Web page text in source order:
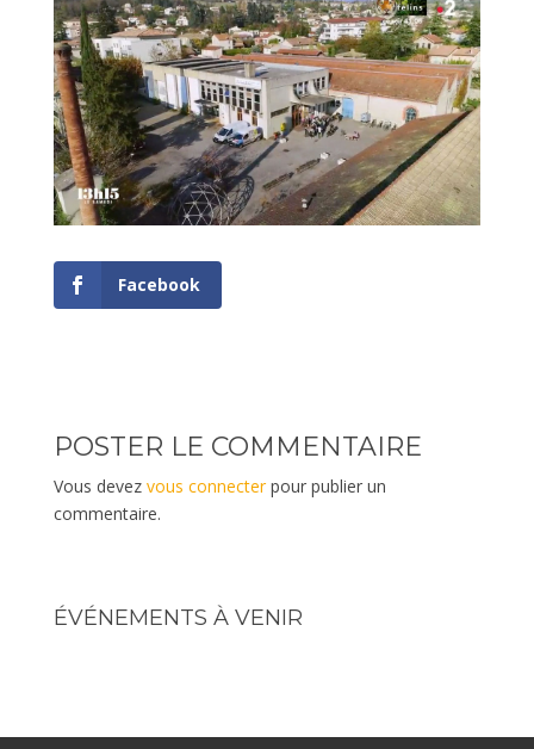
Facebook
POSTER LE COMMENTAIRE
Vous devez vous connecterpour publier un
commentaire.
ÉVÉNEMENTS À VENIR